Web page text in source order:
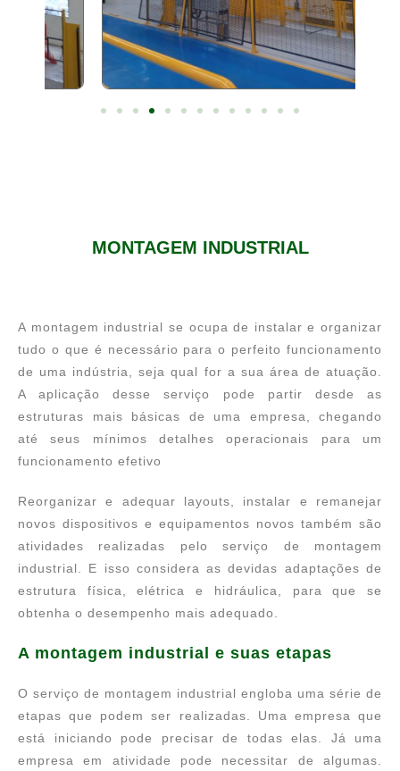
MONTAGEM INDUSTRIAL
A montagem industrial se ocupa de instalar e organizar
tudo o que é necessário para o perfeito funcionamento
de uma indústria, seja qual for a sua área de atuação.
A aplicação desse serviço pode partir desde as
estruturas mais básicas de uma empresa, chegando
até seus mínimos detalhes operacionais para um
funcionamento efetivo
Reorganizar e adequar layouts, instalar e remanejar
novos dispositivos e equipamentos novos também são
atividades realizadas pelo serviço de montagem
industrial. E isso considera as devidas adaptações de
estrutura física, elétrica e hidráulica, para que se
obtenha o desempenho mais adequado.
A montagem industrial e suas etapas
O serviço de montagem industrial engloba uma série de
etapas que podem ser realizadas. Uma empresa que
está iniciando pode precisar de todas elas. Já uma
empresa em atividade pode necessitar de algumas.